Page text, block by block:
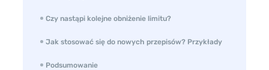
Czy nastąpi kolejne obniżenie limitu?
Jak stosować się do nowych przepisów? Przykłady
Podsumowanie